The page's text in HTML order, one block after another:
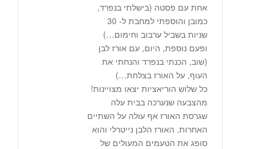
אחת עם פסטה (בישלתי בנפרד,
כמובן והוספתי למחבת ל- 30
שניות בשביל ערבוב וחימום…)
ופעם נוספת, היום, עם אורז לבן
(שוב, הכנתי בנפרד והנחתי את
העוף, על האורז בצלחת…)
כל שלוש הוריאציות יצאו מצויינות!
מהצבעה שנערכה בבית עלה
שגרסת האורז אף עולה על השתיים
האחרות. האורז הלבן נייטרלי והוא
סופג את הטעמים המעולים של